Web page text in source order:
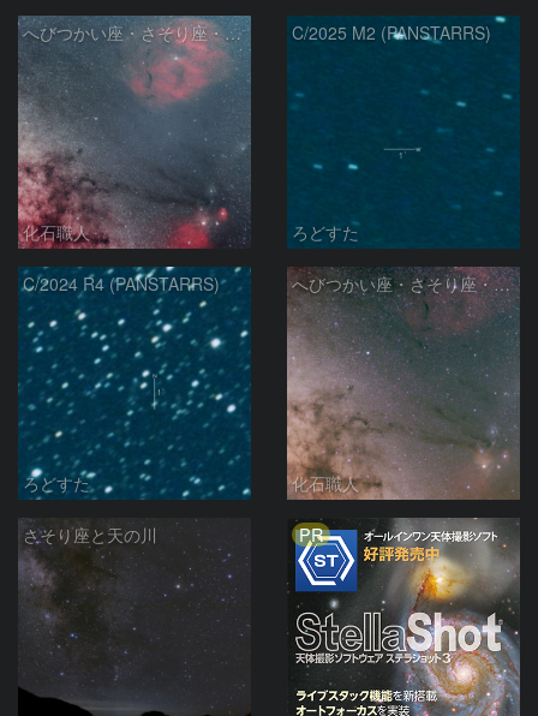
へびつかい座・さそり座・いて座と天の川
化石職人
C/2025 M2 (PANSTARRS)
ろどすた
C/2024 R4 (PANSTARRS)
ろどすた
へびつかい座・さそり座・いて座と天の川
化石職人
さそり座と天の川 PR